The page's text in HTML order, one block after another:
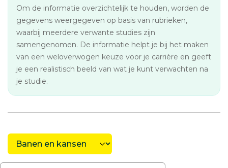
Om de informatie overzichtelijk te houden, worden de
gegevens weergegeven op basis van rubrieken,
waarbij meerdere verwante studies zijn
samengenomen. De informatie helpt je bij het maken
van een weloverwogen keuze voor je carrière en geeft
je een realistisch beeld van wat je kunt verwachten na
je studie.